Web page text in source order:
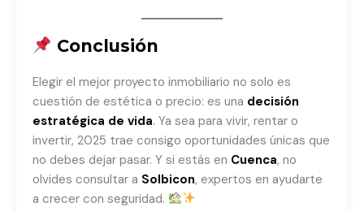
Conclusión
Elegir el mejor proyecto inmobiliario no solo es
cuestión de estética o precio: es una decisión
estratégica de vida. Ya sea para vivir, rentar o
invertir, 2025 trae consigo oportunidades únicas que
no debes dejar pasar. Y si estás en Cuenca, no
olvides consultar a Solbicon, expertos en ayudarte
a crecer con seguridad.